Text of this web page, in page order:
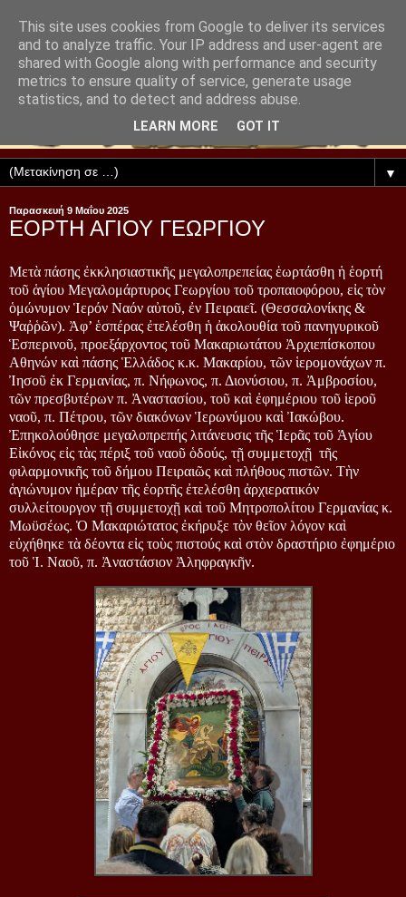
▼
Παρασκευή 9 Μαΐου 2025
ΕΟΡΤΗ ΑΓΙΟΥ ΓΕΩΡΓΙΟΥ
Μετὰ πάσης ἐκκλησιαστικῆς μεγαλοπρεπείας ἑωρτάσθη ἡ ἑορτή
τοῦ ἁγίου Μεγαλομάρτυρος Γεωργίου τοῦ τροπαιοφόρου, εἰς τὸν
ὁμώνυμον Ἱερόν Ναόν αὐτοῦ, ἐν Πειραιεῖ. (Θεσσαλονίκης &
Ψαῤῥῶν). Ἀφ’ ἑσπέρας ἐτελέσθη ἡ ἀκολουθία τοῦ πανηγυρικοῦ
Ἑσπερινοῦ, προεξάρχοντος τοῦ Μακαριωτάτου Ἀρχιεπίσκοπου
Αθηνών καὶ πάσης Ἑλλάδος κ.κ. Μακαρίου, τῶν ἱερομονάχων π.
Ἰησοῦ ἐκ Γερμανίας, π. Νήφωνος, π. Διονύσιου, π. Ἀμβροσίου,
τῶν πρεσβυτέρων π. Ἀναστασίου, τοῦ καὶ ἐφημέριου τοῦ ἱεροῦ
ναοῦ, π. Πέτρου, τῶν διακόνων Ἱερωνύμου καὶ Ἰακώβου.
Ἐπηκολούθησε μεγαλοπρεπής λιτάνευσις τῆς Ἱερᾶς τοῦ Ἁγίου
Εἰκόνος εἰς τὰς πέριξ τοῦ ναοῦ ὁδούς, τῇ συμμετοχῇ  τῆς
φιλαρμονικῆς τοῦ δήμου Πειραιῶς καὶ πλήθους πιστῶν. Τὴν
ἁγιώνυμον ἡμέραν τῆς ἑορτῆς ἐτελέσθη ἀρχιερατικόν
συλλείτουργον τῇ συμμετοχῇ καὶ τοῦ Μητροπολίτου Γερμανίας κ.
Μωϋσέως. Ὁ Μακαριώτατος ἐκήρυξε τὸν θεῖον λόγον καὶ
εὐχήθηκε τὰ δέοντα εἰς τοὺς πιστούς καὶ στὸν δραστήριο ἐφημέριο
τοῦ Ἱ. Ναοῦ, π. Ἀναστάσιον Ἀληφραγκῆν.
This site uses cookies from Google to deliver its services
and to analyze traffic. Your IP address and user-agent are
shared with Google along with performance and security
metrics to ensure quality of service, generate usage
statistics, and to detect and address abuse.
LEARN MORE GOT IT